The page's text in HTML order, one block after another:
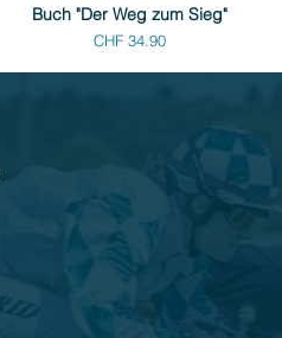
Buch "Der Weg zum Sieg"
Preis
CHF 34.90